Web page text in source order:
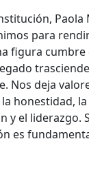
Paola
para
figura
Nos deja
honestidad,
y el liderazgo.
es